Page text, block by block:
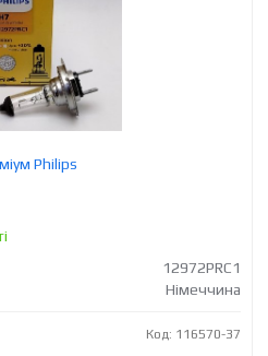
Philips
12972PRC1
Німеччина
Код: 116570-37